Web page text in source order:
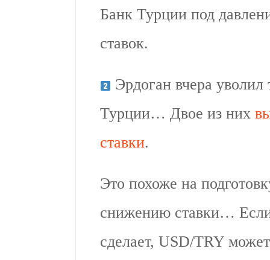
Банк Турции под
ставок.
Эрдоган вчера уволил
Турции… Двое из них
ставки.
Это похоже на
снижению ставки…
сделает, USD/TRY